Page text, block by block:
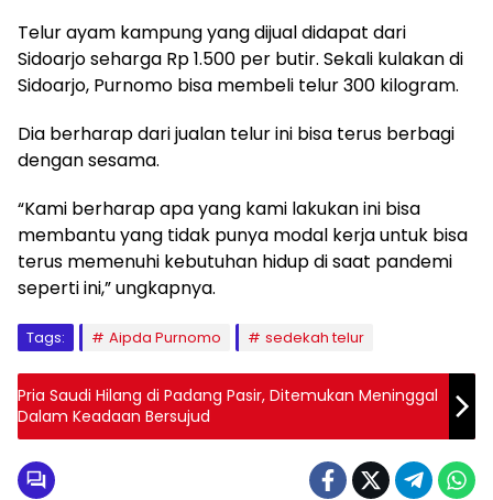
Telur ayam kampung yang dijual didapat dari
Sidoarjo seharga Rp 1.500 per butir. Sekali kulakan di
Sidoarjo, Purnomo bisa membeli telur 300 kilogram.
Dia berharap dari jualan telur ini bisa terus berbagi
dengan sesama.
“Kami berharap apa yang kami lakukan ini bisa
membantu yang tidak punya modal kerja untuk bisa
terus memenuhi kebutuhan hidup di saat pandemi
seperti ini,” ungkapnya.
Tags: Aipda Purnomo sedekah telur
Pria Saudi Hilang di Padang Pasir, Ditemukan Meninggal
Dalam Keadaan Bersujud